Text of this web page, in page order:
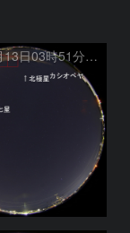
2017年12月13日03時51分の流星